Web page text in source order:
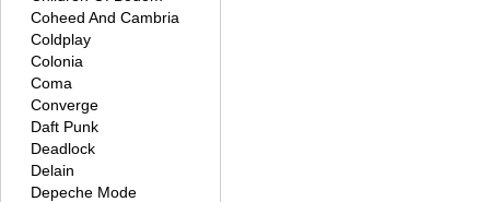
Coheed And Cambria
Coldplay
Colonia
Coma
Converge
Daft Punk
Deadlock
Delain
Depeche Mode